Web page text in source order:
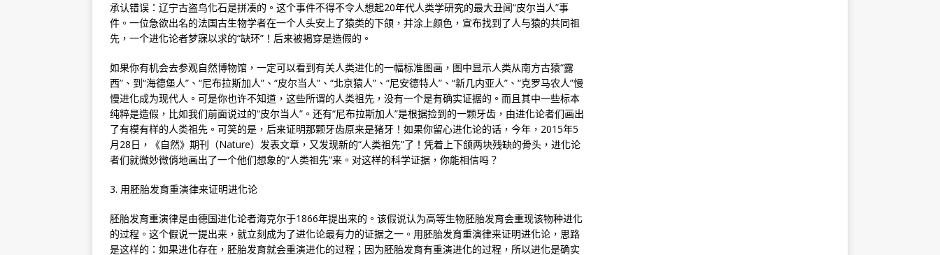
承认错误：辽宁古盗鸟化石是拼凑的。这个事件不得不令人想起20年代人类学研究的最大丑闻“皮尔当人”事
件。一位急欲出名的法国古生物学者在一个人头安上了猿类的下颌，并涂上颜色，宣布找到了人与猿的共同祖
先，一个进化论者梦寐以求的“缺环”！后来被揭穿是造假的。
如果你有机会去参观自然博物馆，一定可以看到有关人类进化的一幅标准图画，图中显示人类从南方古猿“露
西”、到“海德堡人”、“尼布拉斯加人”、“皮尔当人”、“北京猿人”、“尼安德特人”、“新几内亚人”、“克罗马农人”慢
慢进化成为现代人。可是你也许不知道，这些所谓的人类祖先，没有一个是有确实证据的。而且其中一些标本
纯粹是造假，比如我们前面说过的“皮尔当人”。还有“尼布拉斯加人”是根据捡到的一颗牙齿，由进化论者们画出
了有模有样的人类祖先。可笑的是，后来证明那颗牙齿原来是猪牙！如果你留心进化论的话，今年，2015年5
月28日，《自然》期刊（Nature）发表文章，又发现新的“人类祖先”了！凭着上下颌两块残缺的骨头，进化论
者们就微妙微俏地画出了一个他们想象的“人类祖先”来。对这样的科学证据，你能相信吗？
3. 用胚胎发育重演律来证明进化论
胚胎发育重演律是由德国进化论者海克尔于1866年提出来的。该假说认为高等生物胚胎发育会重现该物种进化
的过程。这个假说一提出来，就立刻成为了进化论最有力的证据之一。用胚胎发育重演律来证明进化论，思路
是这样的：如果进化存在，胚胎发育就会重演进化的过程；因为胚胎发育有重演进化的过程，所以进化是确实